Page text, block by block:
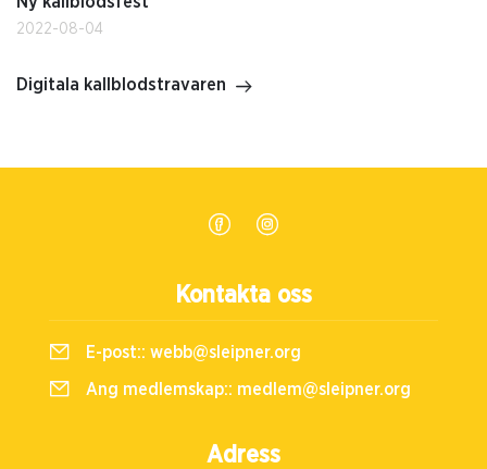
2022-08-04
Digitala kallblodstravaren
Kontakta oss
E-post:: webb@sleipner.org
Ang medlemskap:: medlem@sleipner.org
Adress